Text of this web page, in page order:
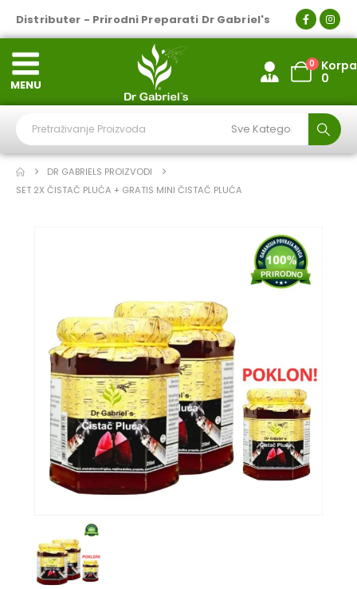
Distributer - Prirodni Preparati Dr Gabriel's
MENU
0
Korpa
0
DR GABRIELS PROIZVODI
SET 2X ČISTAČ PLUĆA + GRATIS MINI ČISTAČ PLUĆA